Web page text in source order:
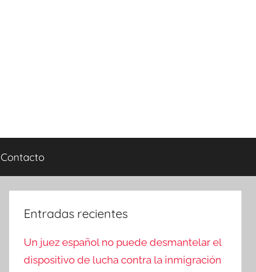
Contacto
Entradas recientes
Un juez español no puede desmantelar el
dispositivo de lucha contra la inmigración